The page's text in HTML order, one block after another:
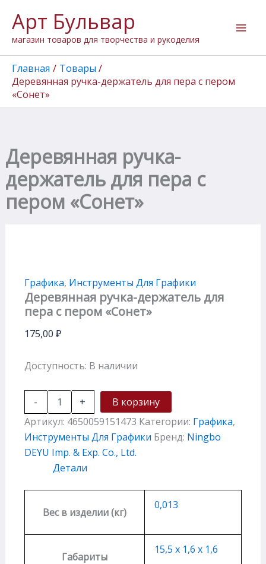
содержимому
Арт Бульвар
магазин товаров для творчества и рукоделия
Главная
Товары
Деревянная ручка-держатель для пера с пером
«Сонет»
Деревянная ручка-
держатель для пера с
пером «Сонет»
Графика, Инструменты Для Графики
Деревянная ручка-держатель для
пера с пером «Сонет»
175,00 ₽
Доступность: В наличии
-
товара
Деревянная
ручка-
держатель
для
с
пером
+
В корзину
Артикул: 4650059151473 Категории: Графика,
Инструменты Для Графики Бренд: Ningbo
DEYU Imp. & Exp. Co., Ltd.
Детали
Вес в изделии (кг)
0,013
Габариты
15,5 х 1,6 х 1,6